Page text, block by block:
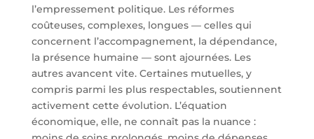
l’empressement politique. Les réformes
coûteuses, complexes, longues — celles qui
concernent l’accompagnement, la dépendance,
la présence humaine — sont ajournées. Les
autres avancent vite. Certaines mutuelles, y
compris parmi les plus respectables, soutiennent
activement cette évolution. L’équation
économique, elle, ne connaît pas la nuance :